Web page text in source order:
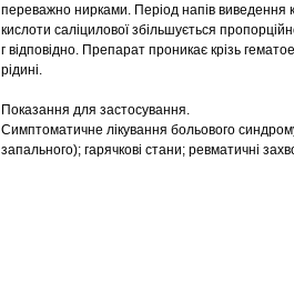
переважно нирками. Період напів виведення
кислоти саліцилової збільшується
г відповідно. Препарат проникає крізь
рідині.
Показання для застосування.
Симптоматичне лікування больового
запального); гарячкові стани; ревматичні